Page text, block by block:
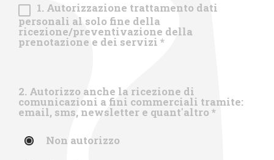
1. Autorizzazione trattamento dati
personali al solo fine della
ricezione/preventivazione della
prenotazione e dei servizi *
2. Autorizzo anche la ricezione di
comunicazioni a fini commerciali tramite:
email, sms, newsletter e quant'altro *
Non autorizzo